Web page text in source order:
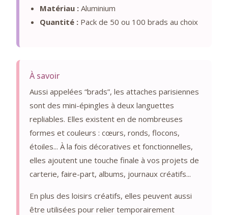
Matériau : Aluminium
Quantité : Pack de 50 ou 100 brads au choix
À savoir
Aussi appelées “brads”, les attaches parisiennes
sont des mini-épingles à deux languettes
repliables. Elles existent en de nombreuses
formes et couleurs : cœurs, ronds, flocons,
étoiles... À la fois décoratives et fonctionnelles,
elles ajoutent une touche finale à vos projets de
carterie, faire-part, albums, journaux créatifs...
En plus des loisirs créatifs, elles peuvent aussi
être utilisées pour relier temporairement